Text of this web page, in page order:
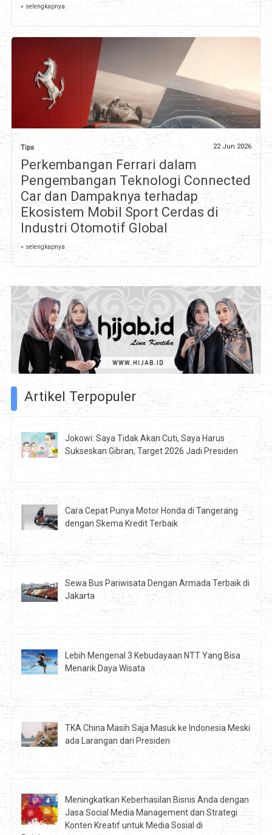
» selengkapnya
Tips 22 Jun 2026
Perkembangan Ferrari dalam
Pengembangan Teknologi Connected
Car dan Dampaknya terhadap
Ekosistem Mobil Sport Cerdas di
Industri Otomotif Global
» selengkapnya
Artikel Terpopuler
Jokowi: Saya Tidak Akan Cuti, Saya Harus
Sukseskan Gibran, Target 2026 Jadi Presiden
Cara Cepat Punya Motor Honda di Tangerang
dengan Skema Kredit Terbaik
Sewa Bus Pariwisata Dengan Armada Terbaik di
Jakarta
Lebih Mengenal 3 Kebudayaan NTT Yang Bisa
Menarik Daya Wisata
TKA China Masih Saja Masuk ke Indonesia Meski
ada Larangan dari Presiden
Meningkatkan Keberhasilan Bisnis Anda dengan
Jasa Social Media Management dan Strategi
Konten Kreatif untuk Media Sosial di